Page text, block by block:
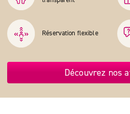
Réservation flexible
Découvrez nos